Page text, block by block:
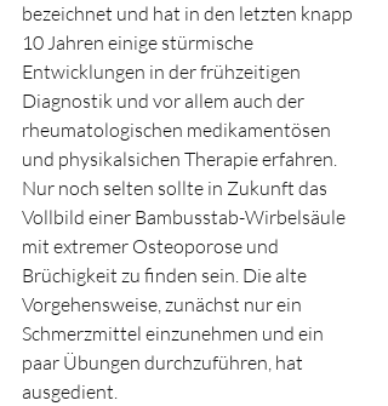
bezeichnet und hat in den letzten knapp
10 Jahren einige stürmische
Entwicklungen in der frühzeitigen
Diagnostik und vor allem auch der
rheumatologischen medikamentösen
und physikalsichen Therapie erfahren.
Nur noch selten sollte in Zukunft das
Vollbild einer Bambusstab-Wirbelsäule
mit extremer Osteoporose und
Brüchigkeit zu finden sein. Die alte
Vorgehensweise, zunächst nur ein
Schmerzmittel einzunehmen und ein
paar Übungen durchzuführen, hat
ausgedient.